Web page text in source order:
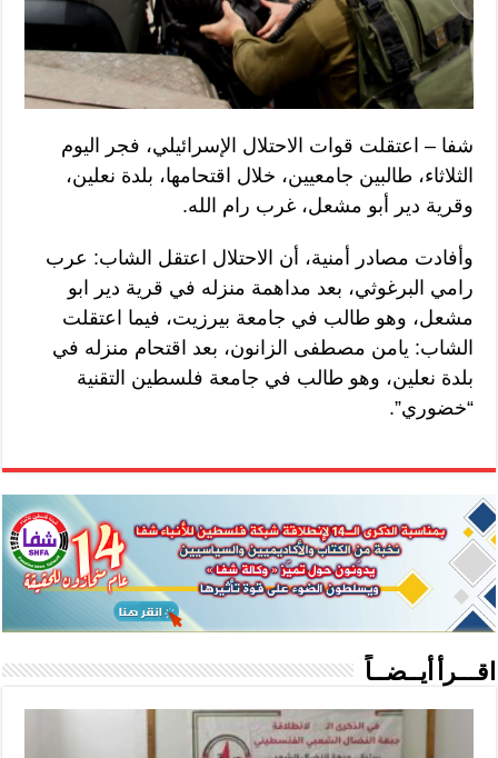
شفا – اعتقلت قوات الاحتلال الإسرائيلي، فجر اليوم
الثلاثاء، طالبين جامعيين، خلال اقتحامها، بلدة نعلين،
وقرية دير أبو مشعل، غرب رام الله.
وأفادت مصادر أمنية، أن الاحتلال اعتقل الشاب: عرب
رامي البرغوثي، بعد مداهمة منزله في قرية دير ابو
مشعل، وهو طالب في جامعة بيرزيت، فيما اعتقلت
الشاب: يامن مصطفى الزانون، بعد اقتحام منزله في
بلدة نعلين، وهو طالب في جامعة فلسطين التقنية
“خضوري”.
اقـــرأ أيــضــاً